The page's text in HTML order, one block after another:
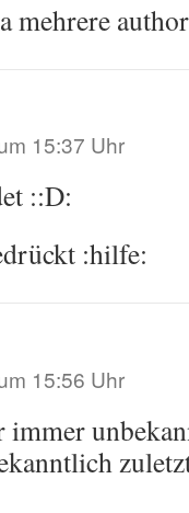
mehrere
15:37 Uhr
::D:
:hilfe:
15:56 Uhr